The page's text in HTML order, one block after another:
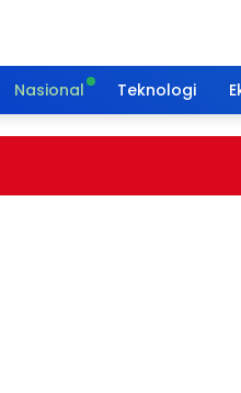
Nasional Teknologi